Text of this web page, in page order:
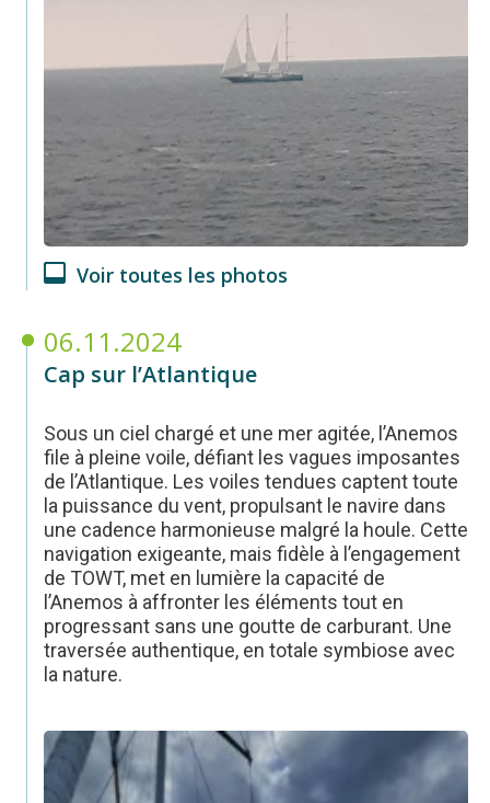
Voir toutes les photos
06.11.2024
Cap sur l’Atlantique
Sous un ciel chargé et une mer agitée, l’Anemos
file à pleine voile, défiant les vagues imposantes
de l’Atlantique. Les voiles tendues captent toute
la puissance du vent, propulsant le navire dans
une cadence harmonieuse malgré la houle. Cette
navigation exigeante, mais fidèle à l’engagement
de TOWT, met en lumière la capacité de
l’Anemos à affronter les éléments tout en
progressant sans une goutte de carburant. Une
traversée authentique, en totale symbiose avec
la nature.